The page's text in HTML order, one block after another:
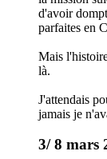
d'avoir
parfaites en
Mais
là.
J'attendais
jamais je
3/ 8 mars